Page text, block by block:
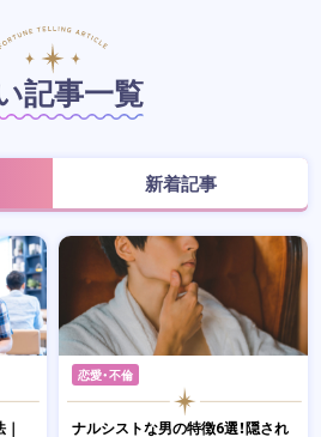
記事一覧
新着記事
恋愛・不倫
ナルシストな男の特徴6選！隠され